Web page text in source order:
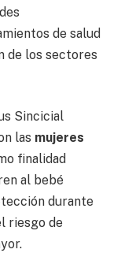
de salud
de los sectores
Sincicial
las mujeres
finalidad
al bebé
durante
riesgo de